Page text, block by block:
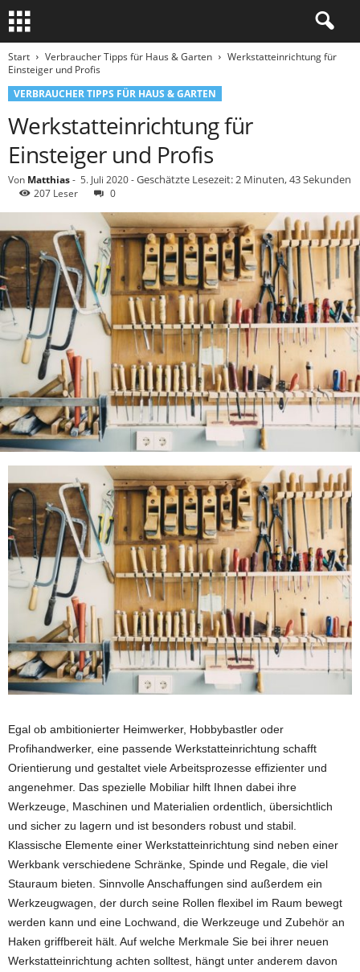
Start Verbraucher Tipps für Haus & Garten
Werkstatteinrichtung für
Einsteiger und Profis
VERBRAUCHER TIPPS FÜR HAUS & GARTEN
Werkstatteinrichtung für
Einsteiger und Profis
Von Matthias- 5. Juli 2020-Geschätzte Lesezeit: 2 Minuten, 43 Sekunden
207 Leser 0
Egal ob ambitionierter Heimwerker, Hobbybastler oder
Profihandwerker, eine passende Werkstatteinrichtung schafft
Orientierung und gestaltet viele Arbeitsprozesse effizienter und
angenehmer. Das spezielle Mobiliar hilft Ihnen dabei ihre
Werkzeuge, Maschinen und Materialien ordentlich, übersichtlich
und sicher zu lagern und ist besonders robust und stabil.
Klassische Elemente einer Werkstatteinrichtung sind neben einer
Werkbank verschiedene Schränke, Spinde und Regale, die viel
Stauraum bieten. Sinnvolle Anschaffungen sind außerdem ein
Werkzeugwagen, der durch seine Rollen flexibel im Raum bewegt
werden kann und eine Lochwand, die Werkzeuge und Zubehör an
Haken griffbereit hält. Auf welche Merkmale Sie bei ihrer neuen
Werkstatteinrichtung achten solltest, hängt unter anderem davon